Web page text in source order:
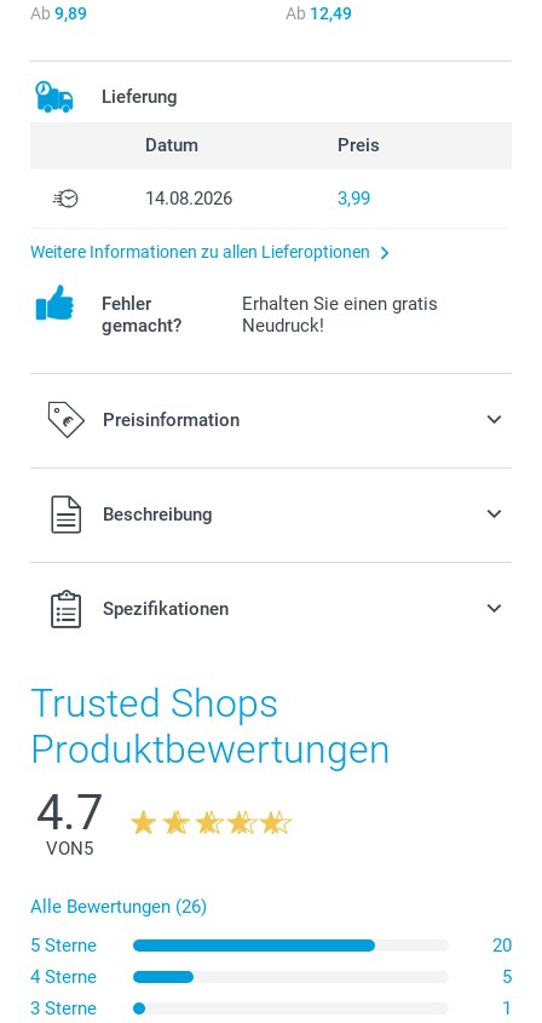
Ab 9,89 Ab 12,49
Lieferung
Datum Preis
14.08.2026 3,99
Weitere Informationen zu allen Lieferoptionen
Fehler
gemacht?
Erhalten Sie einen gratis
Neudruck!
Preisinformation
Alle Preise verstehen sich in EURO (€) inkl. MwSt. und zzgl.
Versandkosten.Beschreibung
Spezifikationen
Trusted Shops
Produktbewertungen
4.7
VON5
Alle Bewertungen (26)
5 Sterne
20
4 Sterne
5
3 Sterne
1